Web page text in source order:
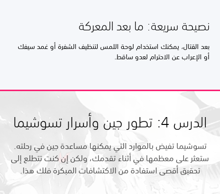
نصيحة سريعة: ما بعد المعركة
بعد القتال، يمكنك استخدام لوحة اللمس لتنظيف الشفرة أو غمد سيفك
أو الإعراب عن الاحترام لعدو ساقط.
الدرس 4: تطور جين وأسرار تسوشيما
تسوشيما تفيض بالموارد التي يمكنها مساعدة جين في رحلته.
ستعثر على معظمها في أثناء تقدمك، ولكن إن كنت تتطلع إلى
تحقيق أقصى استفادة من الاكتشافات المبكرة فلك هذا.